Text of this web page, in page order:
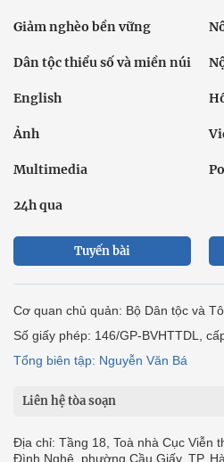
Giảm nghèo bền vững
Dân tộc thiểu số và miền núi
English
Ảnh
Multimedia
24h qua
Tuyến bài
Cơ quan chủ quản: Bộ Dân tộc và
Số giấy phép: 146/GP-BVHTTDL,
Tổng biên tập: Nguyễn Văn Bá
Liên hệ tòa soạn
Địa chỉ: Tầng 18, Toà nhà Cục Viễn
Đình Nghệ, phường Cầu Giấy, TP.